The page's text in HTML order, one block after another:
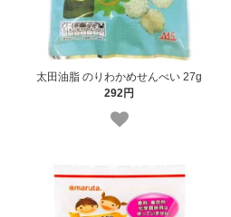
太田油脂 のりわかめせんべい 27g
292円